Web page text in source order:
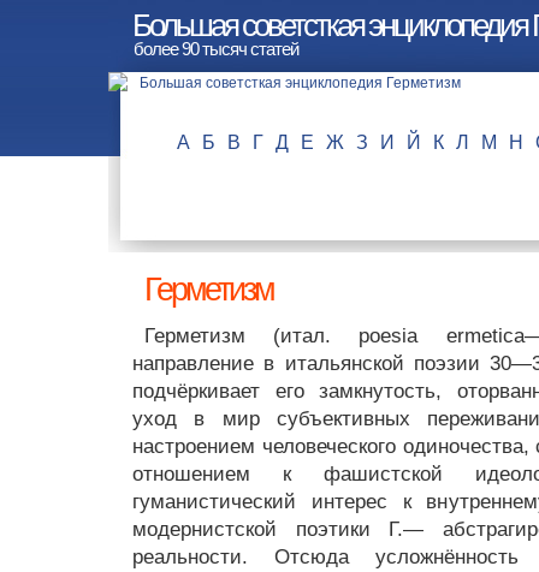
Большая советсткая энциклопедия
более 90 тысяч статей
А Б В Г Д Е Ж З И Й К Л М Н
Герметизм
Герметизм (итал. poesia
направление в итальянской поэзии
подчёркивает его замкнутость,
уход в мир субъективных
настроением человеческого
отношением к фашистской
гуманистический интерес к
модернистской поэтики Г.—
реальности. Отсюда